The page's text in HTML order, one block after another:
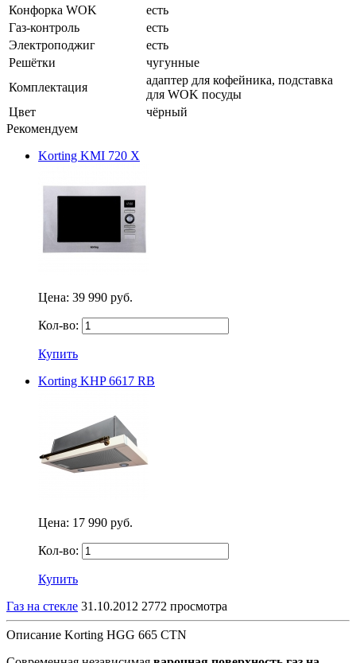
Конфорка WOK
есть
Газ-контроль
есть
Электроподжиг
есть
Решётки
чугунные
Комплектация
адаптер для кофейника, подставка
для WOK посуды
Цвет
чёрный
Рекомендуем
Korting KMI 720 X
Цена: 39 990 руб.
Кол-во:
Купить
Korting KHP 6617 RB
Цена: 17 990 руб.
Кол-во:
Купить
Газ на стекле 31.10.2012 2772 просмотра
Описание Korting HGG 665 CTN